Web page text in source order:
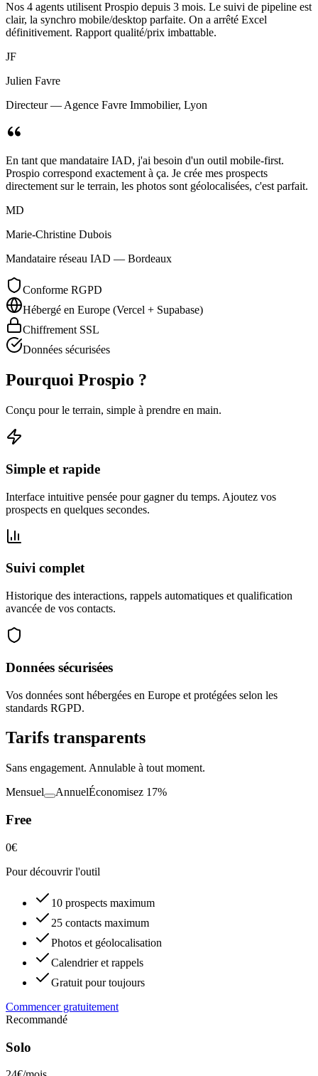
Nos 4 agents utilisent Prospio depuis 3 mois. Le suivi de pipeline est
clair, la synchro mobile/desktop parfaite. On a arrêté Excel
définitivement. Rapport qualité/prix imbattable.
JF
Julien Favre
Directeur — Agence Favre Immobilier, Lyon
En tant que mandataire IAD, j'ai besoin d'un outil mobile-first.
Prospio correspond exactement à ça. Je crée mes prospects
directement sur le terrain, les photos sont géolocalisées, c'est parfait.
MD
Marie-Christine Dubois
Mandataire réseau IAD — Bordeaux
Conforme RGPD
Hébergé en Europe (Vercel + Supabase)
Chiffrement SSL
Données sécurisées
Pourquoi Prospio ?
Conçu pour le terrain, simple à prendre en main.
Simple et rapide
Interface intuitive pensée pour gagner du temps. Ajoutez vos
prospects en quelques secondes.
Suivi complet
Historique des interactions, rappels automatiques et qualification
avancée de vos contacts.
Données sécurisées
Vos données sont hébergées en Europe et protégées selon les
standards RGPD.
Tarifs transparents
Sans engagement. Annulable à tout moment.
Mensuel
AnnuelÉconomisez 17%
Free
0€
Pour découvrir l'outil
10 prospects maximum
25 contacts maximum
Photos et géolocalisation
Calendrier et rappels
Gratuit pour toujours
Commencer gratuitement
Recommandé
Solo